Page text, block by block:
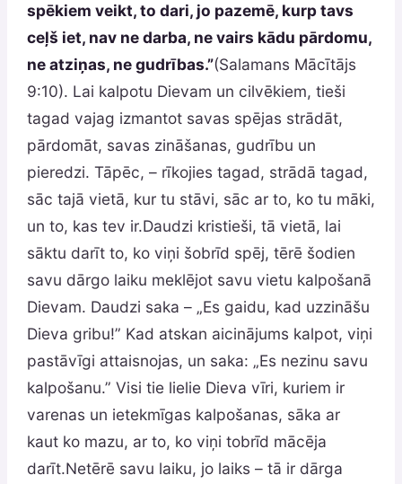
spēkiem veikt, to dari, jo pazemē, kurp tavs
ceļš iet, nav ne darba, ne vairs kādu pārdomu,
ne atziņas, ne gudrības.”(Salamans Mācītājs
9:10). Lai kalpotu Dievam un cilvēkiem, tieši
tagad vajag izmantot savas spējas strādāt,
pārdomāt, savas zināšanas, gudrību un
pieredzi. Tāpēc, – rīkojies tagad, strādā tagad,
sāc tajā vietā, kur tu stāvi, sāc ar to, ko tu māki,
un to, kas tev ir.Daudzi kristieši, tā vietā, lai
sāktu darīt to, ko viņi šobrīd spēj, tērē šodien
savu dārgo laiku meklējot savu vietu kalpošanā
Dievam. Daudzi saka – „Es gaidu, kad uzzināšu
Dieva gribu!” Kad atskan aicinājums kalpot, viņi
pastāvīgi attaisnojas, un saka: „Es nezinu savu
kalpošanu.” Visi tie lielie Dieva vīri, kuriem ir
varenas un ietekmīgas kalpošanas, sāka ar
kaut ko mazu, ar to, ko viņi tobrīd mācēja
darīt.Netērē savu laiku, jo laiks – tā ir dārga